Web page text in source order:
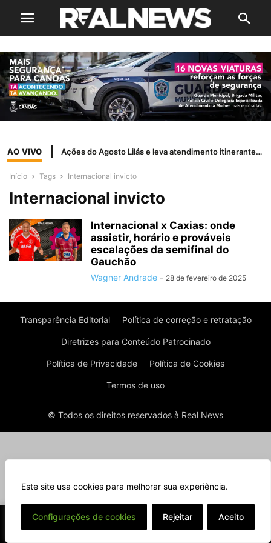
Este site usa cookies para melhorar sua experiência.
Configurações de cookies Rejeitar Aceito
AO VIVO Ações do Agosto Lilás e leva atendimento itinerante a bairros do município
Início Tags Internacional invicto
Internacional invicto
Internacional x Caxias: onde
assistir, horário e prováveis
escalações da semifinal do
Gauchão
Wagner Andrade - 28 de fevereiro de 2025
Transparência Editorial Política de correção e retratação
Diretrizes para Conteúdo Patrocinado
Política de Privacidade Política de Cookies
Termos de uso
© Todos os direitos reservados à Real News